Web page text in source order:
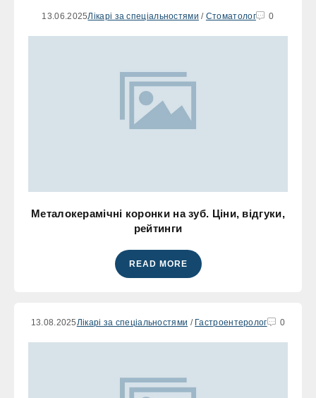
13.06.2025Лікарі за спеціальностями / Стоматолог 0
Металокерамічні коронки на зуб. Ціни, відгуки,
рейтинги
READ MORE
13.08.2025 Лікарі за спеціальностями / Гастроентеролог 0